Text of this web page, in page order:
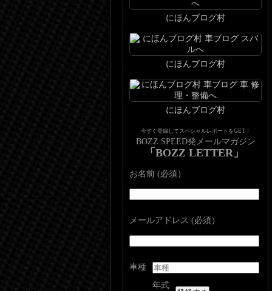
にほんブログ村
にほんブログ村
にほんブログ村
今すぐ登録してスペシャルレポートをGET！
BOZZ SPEED発メールマガジン
「BOZZ LETTER」
お名前 (必須）
メールアドレス (必須）
車種
年式